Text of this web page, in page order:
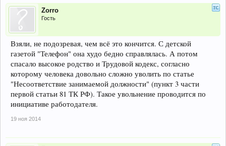
Zorro
Гость
Взяли, не подозревая, чем всё это кончится. С детской
газетой "Телефон" она худо бедно справлялась. А потом
спасало высокое родство и Трудовой кодекс, согласно
которому человека довольно сложно уволить по статье
"Несоответствие занимаемой должности" (пункт 3 части
первой статьи 81 ТК РФ). Такое увольнение проводится по
инициативе работодателя.
19 ноя 2014